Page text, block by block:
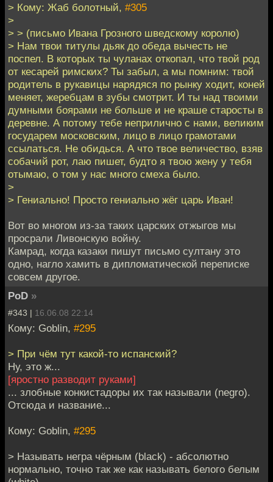
> Кому: Жаб болотный, #305
>
> > (письмо Ивана Грозного шведскому королю)
> Нам твои титулы дьяк до обеда вычесть не
поспел. В которых ты чуланах откопал, что твой род
от кесарей римских? Ты забыл, а мы помним: твой
родитель в рукавицы нарядяся по рынку ходит, коней
меняет, жеребцам в зубы смотрит. И ты над твоими
думными боярами не больше и не краше старосты в
деревне. А потому тебе неприлично с нами, великим
государем московским, лицо в лицо грамотами
ссылаться. Не обидься. А что твое величество, взяв
собачий рот, лаю пишет, будто я твою жену у тебя
отымаю, о том у нас много смеха было.
>
> Гениально! Просто гениально жёг царь Иван!
Вот во многом из-за таких царских отжыгов мы
просрали Ливонскую войну.
Камрад, когда казаки пишут письмо султану это
одно, нагло хамить в дипломатической переписке
совсем другое.
PoD »
#343 | 16.06.08 22:14
Кому: Goblin, #295
> При чём тут какой-то испанский?
Ну, это ж...
[яростно разводит руками]
... злобные конкистадоры их так называли (negro).
Отсюда и название...
Кому: Goblin, #295
> Называть негра чёрным (black) - абсолютно
нормально, точно так же как называть белого белым